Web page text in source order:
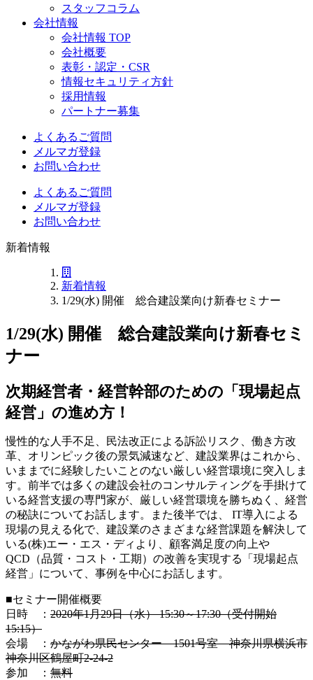
スタッフコラム
会社情報
会社情報 TOP
会社概要
表彰・認定・CSR
情報セキュリティ方針
採用情報
パートナー募集
よくあるご質問
メルマガ登録
お問い合わせ
よくあるご質問
メルマガ登録
お問い合わせ
新着情報
新着情報
1/29(水) 開催 総合建設業向け新春セミナー
1/29(水) 開催 総合建設業向け新春セミ
ナー
次期経営者・経営幹部のための「現場起点
経営」の進め方！
慢性的な人手不足、民法改正による訴訟リスク、働き方改
革、オリンピック後の景気減速など、建設業界はこれから、
いままでに経験したいことのない厳しい経営環境に突入しま
す。前半では多くの建設会社のコンサルティングを手掛けて
いる経営支援の専門家が、厳しい経営環境を勝ちぬく、経営
の秘訣についてお話します。また後半では、 IT導入による
現場の見える化で、建設業のさまざまな経営課題を解決して
いる(株)エー・エス・ディより、顧客満足度の向上や
QCD（品質・コスト・工期）の改善を実現する「現場起点
経営」について、事例を中心にお話します。
■セミナー開催概要
日時 ： 2020年1月29日（水） 15:30～17:30（受付開始
15:15）
会場 ： かながわ県民センター 1501号室 神奈川県横浜市
神奈川区鶴屋町2-24-2
参加 ： 無料